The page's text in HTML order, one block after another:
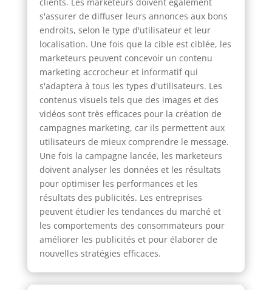
s'assurer de diffuser leurs annonces aux bons
endroits, selon le type d'utilisateur et leur
localisation. Une fois que la cible est ciblée, les
marketeurs peuvent concevoir un contenu
marketing accrocheur et informatif qui
s'adaptera à tous les types d'utilisateurs. Les
contenus visuels tels que des images et des
vidéos sont très efficaces pour la création de
campagnes marketing, car ils permettent aux
utilisateurs de mieux comprendre le message.
Une fois la campagne lancée, les marketeurs
doivent analyser les données et les résultats
pour optimiser les performances et les
résultats des publicités. Les entreprises
peuvent étudier les tendances du marché et
les comportements des consommateurs pour
améliorer les publicités et pour élaborer de
nouvelles stratégies efficaces.